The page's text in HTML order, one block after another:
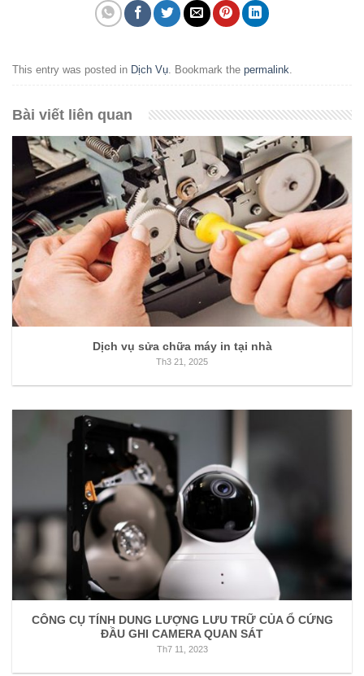
This entry was posted in Dịch Vụ. Bookmark the permalink.
Bài viết liên quan
Dịch vụ sửa chữa máy in tại nhà
Th3 21, 2025
CÔNG CỤ TÍNH DUNG LƯỢNG LƯU TRỮ CỦA Ổ CỨNG
ĐẦU GHI CAMERA QUAN SÁT
Th7 11, 2023